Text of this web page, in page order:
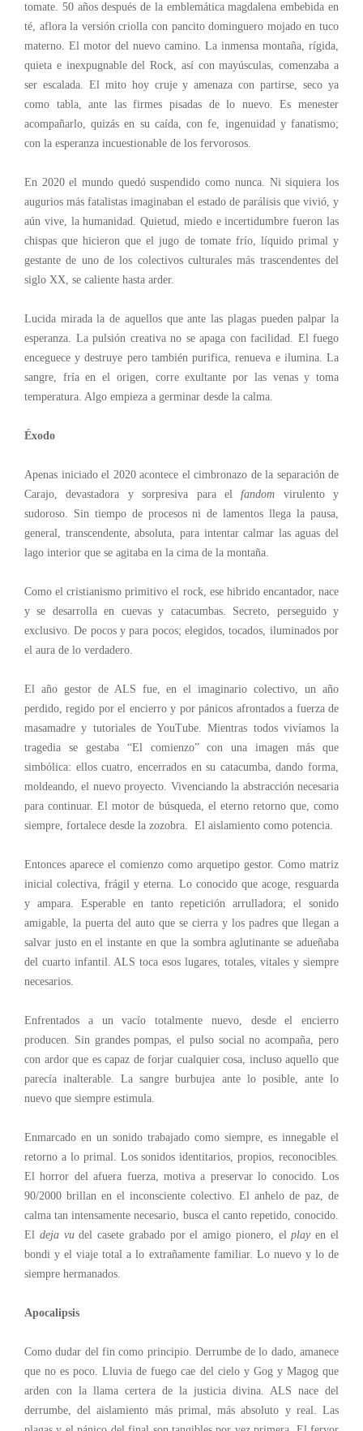
tomate. 50 años después de la emblemática magdalena embebida en
té, aflora la versión criolla con pancito dominguero mojado en tuco
materno. El motor del nuevo camino. La inmensa montaña, rígida,
quieta e inexpugnable del Rock, así con mayúsculas, comenzaba a
ser escalada. El mito hoy cruje y amenaza con partirse, seco ya
como tabla, ante las firmes pisadas de lo nuevo. Es menester
acompañarlo, quizás en su caída, con fe, ingenuidad y fanatismo;
con la esperanza incuestionable de los fervorosos.
En 2020 el mundo quedó suspendido como nunca. Ni siquiera los
augurios más fatalistas imaginaban el estado de parálisis que vivió, y
aún vive, la humanidad. Quietud, miedo e incertidumbre fueron las
chispas que hicieron que el jugo de tomate frío, líquido primal y
gestante de uno de los colectivos culturales más trascendentes del
siglo XX, se caliente hasta arder.
Lucida mirada la de aquellos que ante las plagas pueden palpar la
esperanza. La pulsión creativa no se apaga con facilidad. El fuego
enceguece y destruye pero también purifica, renueva e ilumina. La
sangre, fría en el origen, corre exultante por las venas y toma
temperatura. Algo empieza a germinar desde la calma.
Éxodo
Apenas iniciado el 2020 acontece el cimbronazo de la separación de
Carajo, devastadora y sorpresiva para elfandom virulento y
sudoroso. Sin tiempo de procesos ni de lamentos llega la pausa,
general, transcendente, absoluta, para intentar calmar las aguas del
lago interior que se agitaba en la cima de la montaña.
Como el cristianismo primitivo el rock, ese hibrido encantador, nace
y se desarrolla en cuevas y catacumbas. Secreto, perseguido y
exclusivo. De pocos y para pocos; elegidos, tocados, iluminados por
el aura de lo verdadero.
El año gestor de ALS fue, en el imaginario colectivo, un año
perdido, regido por el encierro y por pánicos afrontados a fuerza de
masamadre y tutoriales de YouTube. Mientras todos vivíamos la
tragedia se gestaba “El comienzo” con una imagen más que
simbólica: ellos cuatro, encerrados en su catacumba, dando forma,
moldeando, el nuevo proyecto. Vivenciando la abstracción necesaria
para continuar. El motor de búsqueda, el eterno retorno que, como
siempre, fortalece desde la zozobra. El aislamiento como potencia.
Entonces aparece el comienzo como arquetipo gestor. Como matriz
inicial colectiva, frágil y eterna. Lo conocido que acoge, resguarda
y ampara. Esperable en tanto repetición arrulladora; el sonido
amigable, la puerta del auto que se cierra y los padres que llegan a
salvar justo en el instante en que la sombra aglutinante se adueñaba
del cuarto infantil. ALS toca esos lugares, totales, vitales y siempre
necesarios.
Enfrentados a un vacío totalmente nuevo, desde el encierro
producen. Sin grandes pompas, el pulso social no acompaña, pero
con ardor que es capaz de forjar cualquier cosa, incluso aquello que
parecía inalterable. La sangre burbujea ante lo posible, ante lo
nuevo que siempre estimula.
Enmarcado en un sonido trabajado como siempre, es innegable el
retorno a lo primal. Los sonidos identitarios, propios, reconocibles.
El horror del afuera fuerza, motiva a preservar lo conocido. Los
90/2000 brillan en el inconsciente colectivo. El anhelo de paz, de
calma tan intensamente necesario, busca el canto repetido, conocido.
El deja vudel casete grabado por el amigo pionero, elplay en el
bondi y el viaje total a lo extrañamente familiar. Lo nuevo y lo de
siempre hermanados.
Apocalipsis
Como dudar del fin como principio. Derrumbe de lo dado, amanece
que no es poco. Lluvia de fuego cae del cielo y Gog y Magog que
arden con la llama certera de la justicia divina. ALS nace del
derrumbe, del aislamiento más primal, más absoluto y real. Las